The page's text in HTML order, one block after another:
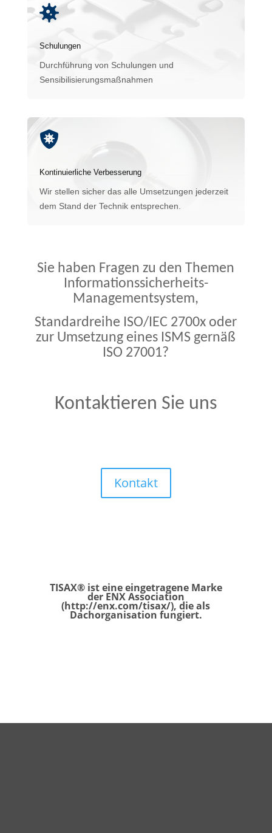

Schulungen
Durchführung von Schulungen und
Sensibilisierungsmaßnahmen

Kontinuierliche Verbesserung
Wir stellen sicher das alle Umsetzungen jederzeit
dem Stand der Technik entsprechen.
Sie haben Fragen zu den Themen
Informationssicherheits-
Managementsystem,
Standardreihe ISO/IEC 2700x oder
zur Umsetzung eines ISMS gernäß
ISO 27001?
Kontaktieren Sie uns
Kontakt
TISAX® ist eine eingetragene Marke
der ENX Association
(http://enx.com/tisax/), die als
Dachorganisation fungiert.